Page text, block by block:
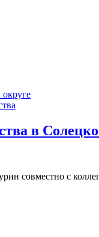
в
совместно с